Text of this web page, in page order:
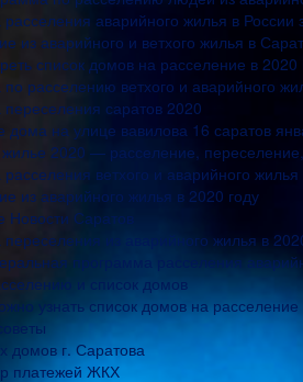
аварийного жилья в России
из аварийного и ветхого жилья в
список домов на расселение в 2020
расселению ветхого и аварийного
саратов 2020
дома на улице вавилова 16 саратов
2020 — расселение,
ветхого и аварийного
из аварийного жилья в 2020 году
Новости Саратов
из аварийного жилья в
программа расселения
и список домов
узнать список домов на расселение
домов г. Саратова
платежей ЖКХ